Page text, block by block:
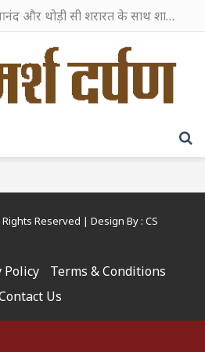
टिफिन में जोड़ी खुशी, आनंद और थोड़ी सी शरारत के साथ शाहरुख खान ने टिफिन बॉक्स को दी हैप्पी एंडिंग
Reserved | Design By : CS
Policy
Terms & Conditions
Us